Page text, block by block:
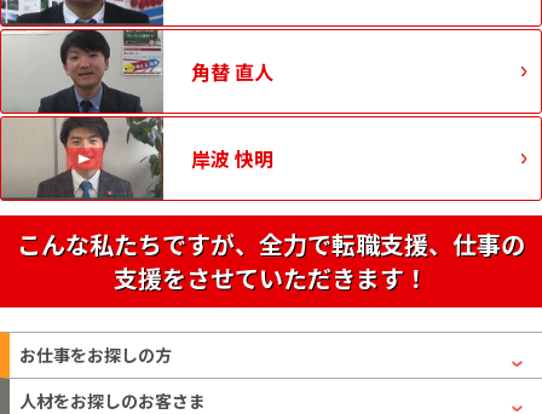
角替 直人
岸波 快明
こんな私たちですが、全力で転職支援、仕事の
支援をさせていただきます！
お仕事をお探しの方
人材をお探しのお客さま